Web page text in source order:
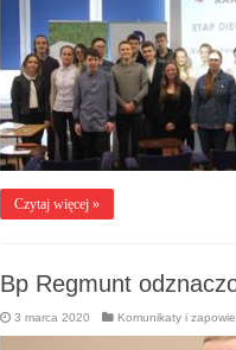
Czytaj więcej »
Bp Regmunt
3 marca 2020 Komunikaty i